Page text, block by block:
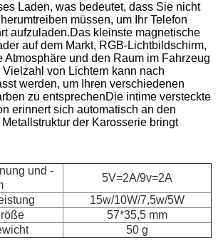
Laden, was bedeutet, dass Sie nicht
müssen, um Ihr Telefon
aufzuladen.Das kleinste magnetische
auf dem Markt, RGB-Lichtbildschirm,
Atmosphäre und den Raum im Fahrzeug
von Lichtern kann nach
werden, um Ihren verschiedenen
zu entsprechenDie intime versteckte
erinnert sich automatisch an den
der Karosserie bringt
und -
5V=2A/9v=2A
15w/10W/7,5w/5W
57*35,5 mm
50 g